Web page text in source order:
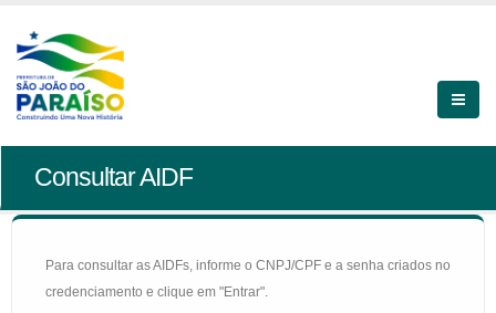
Consultar AIDF
Para consultar as AIDFs, informe o CNPJ/CPF e a senha criados no
credenciamento e clique em "Entrar".